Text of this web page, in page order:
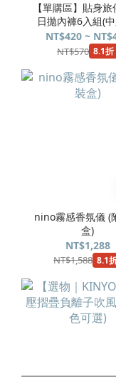
【單購區】貼身
日拋內褲6入組(
腰)(nininono X
NT$420 ~
NT$570 8.1折
nino霧感香氛儀 (
盒)
NT$1,288
NT$1,588 8.1